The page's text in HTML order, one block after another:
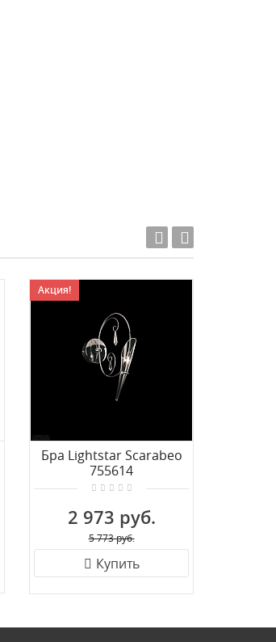
Акция!
Бра Lightstar Scarabeo
755614
2 973 руб.
5 773 руб.
Купить